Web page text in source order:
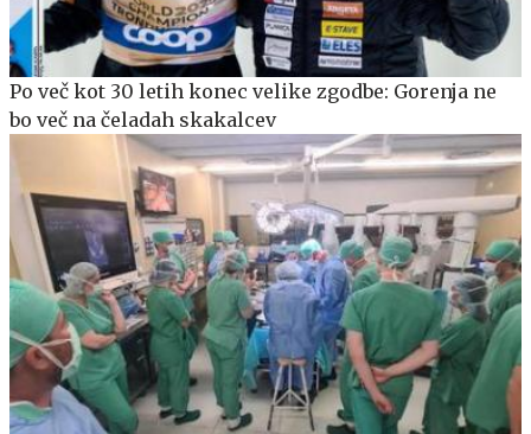
Po več kot 30 letih konec velike zgodbe: Gorenja ne
bo več na čeladah skakalcev